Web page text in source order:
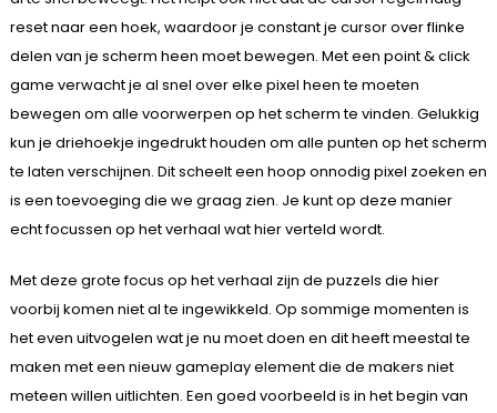
reset naar een hoek, waardoor je constant je cursor over flinke
delen van je scherm heen moet bewegen. Met een point & click
game verwacht je al snel over elke pixel heen te moeten
bewegen om alle voorwerpen op het scherm te vinden. Gelukkig
kun je driehoekje ingedrukt houden om alle punten op het scherm
te laten verschijnen. Dit scheelt een hoop onnodig pixel zoeken en
is een toevoeging die we graag zien. Je kunt op deze manier
echt focussen op het verhaal wat hier verteld wordt.
Met deze grote focus op het verhaal zijn de puzzels die hier
voorbij komen niet al te ingewikkeld. Op sommige momenten is
het even uitvogelen wat je nu moet doen en dit heeft meestal te
maken met een nieuw gameplay element die de makers niet
meteen willen uitlichten. Een goed voorbeeld is in het begin van